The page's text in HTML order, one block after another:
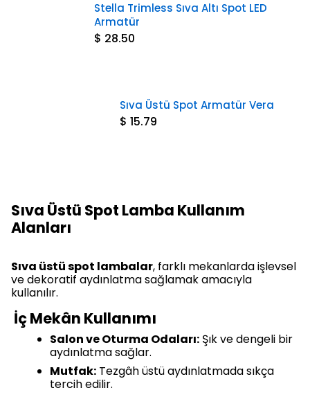
Stella Trimless Sıva Altı Spot LED
Armatür
$ 28.50
Sıva Üstü Spot Armatür Vera
$ 15.79
Sıva Üstü Spot Lamba Kullanım
Alanları
Sıva üstü spot lambalar, farklı mekanlarda işlevsel
ve dekoratif aydınlatma sağlamak amacıyla
kullanılır.
İç Mekân Kullanımı
Salon ve Oturma Odaları: Şık ve dengeli bir
aydınlatma sağlar.
Mutfak: Tezgâh üstü aydınlatmada sıkça
tercih edilir.